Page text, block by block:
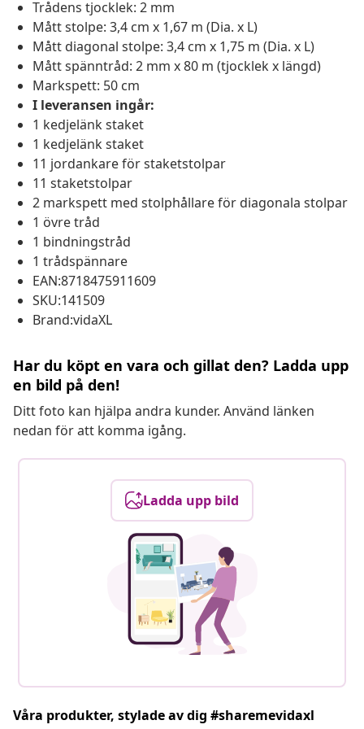
Trådens tjocklek: 2 mm
Mått stolpe: 3,4 cm x 1,67 m (Dia. x L)
Mått diagonal stolpe: 3,4 cm x 1,75 m (Dia. x L)
Mått spänntråd: 2 mm x 80 m (tjocklek x längd)
Markspett: 50 cm
I leveransen ingår:
1 kedjelänk staket
1 kedjelänk staket
11 jordankare för staketstolpar
11 staketstolpar
2 markspett med stolphållare för diagonala stolpar
1 övre tråd
1 bindningstråd
1 trådspännare
EAN:8718475911609
SKU:141509
Brand:vidaXL
Har du köpt en vara och gillat den? Ladda upp
en bild på den!
Ditt foto kan hjälpa andra kunder. Använd länken
nedan för att komma igång.
Ladda upp bild
Våra produkter, stylade av dig #sharemevidaxl